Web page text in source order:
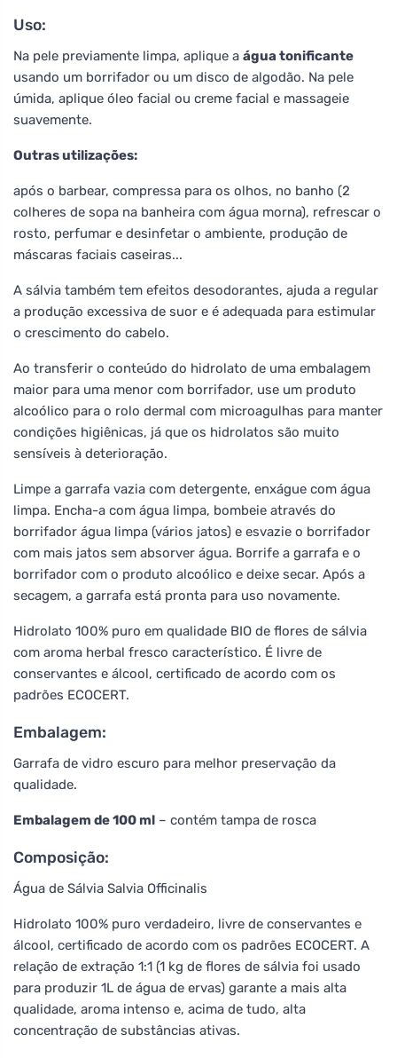
Uso:
Na pele previamente limpa, aplique a água tonificante
usando um borrifador ou um disco de algodão. Na pele
úmida, aplique óleo facial ou creme facial e massageie
suavemente.
Outras utilizações:
após o barbear, compressa para os olhos, no banho (2
colheres de sopa na banheira com água morna), refrescar o
rosto, perfumar e desinfetar o ambiente, produção de
máscaras faciais caseiras...
A sálvia também tem efeitos desodorantes, ajuda a regular
a produção excessiva de suor e é adequada para estimular
o crescimento do cabelo.
Ao transferir o conteúdo do hidrolato de uma embalagem
maior para uma menor com borrifador, use um produto
alcoólico para o rolo dermal com microagulhas para manter
condições higiênicas, já que os hidrolatos são muito
sensíveis à deterioração.
Limpe a garrafa vazia com detergente, enxágue com água
limpa. Encha-a com água limpa, bombeie através do
borrifador água limpa (vários jatos) e esvazie o borrifador
com mais jatos sem absorver água. Borrife a garrafa e o
borrifador com o produto alcoólico e deixe secar. Após a
secagem, a garrafa está pronta para uso novamente.
Hidrolato 100% puro em qualidade BIO de flores de sálvia
com aroma herbal fresco característico. É livre de
conservantes e álcool, certificado de acordo com os
padrões ECOCERT.
Embalagem:
Garrafa de vidro escuro para melhor preservação da
qualidade.
Embalagem de 100 ml – contém tampa de rosca
Composição:
Água de Sálvia Salvia Officinalis
Hidrolato 100% puro verdadeiro, livre de conservantes e
álcool, certificado de acordo com os padrões ECOCERT. A
relação de extração 1:1 (1 kg de flores de sálvia foi usado
para produzir 1L de água de ervas) garante a mais alta
qualidade, aroma intenso e, acima de tudo, alta
concentração de substâncias ativas.